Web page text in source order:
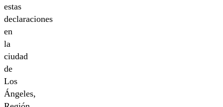
estas
declaraciones
en
la
ciudad
de
Los
Ángeles,